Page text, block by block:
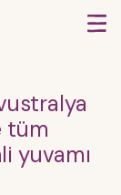
tüm
yuvamı